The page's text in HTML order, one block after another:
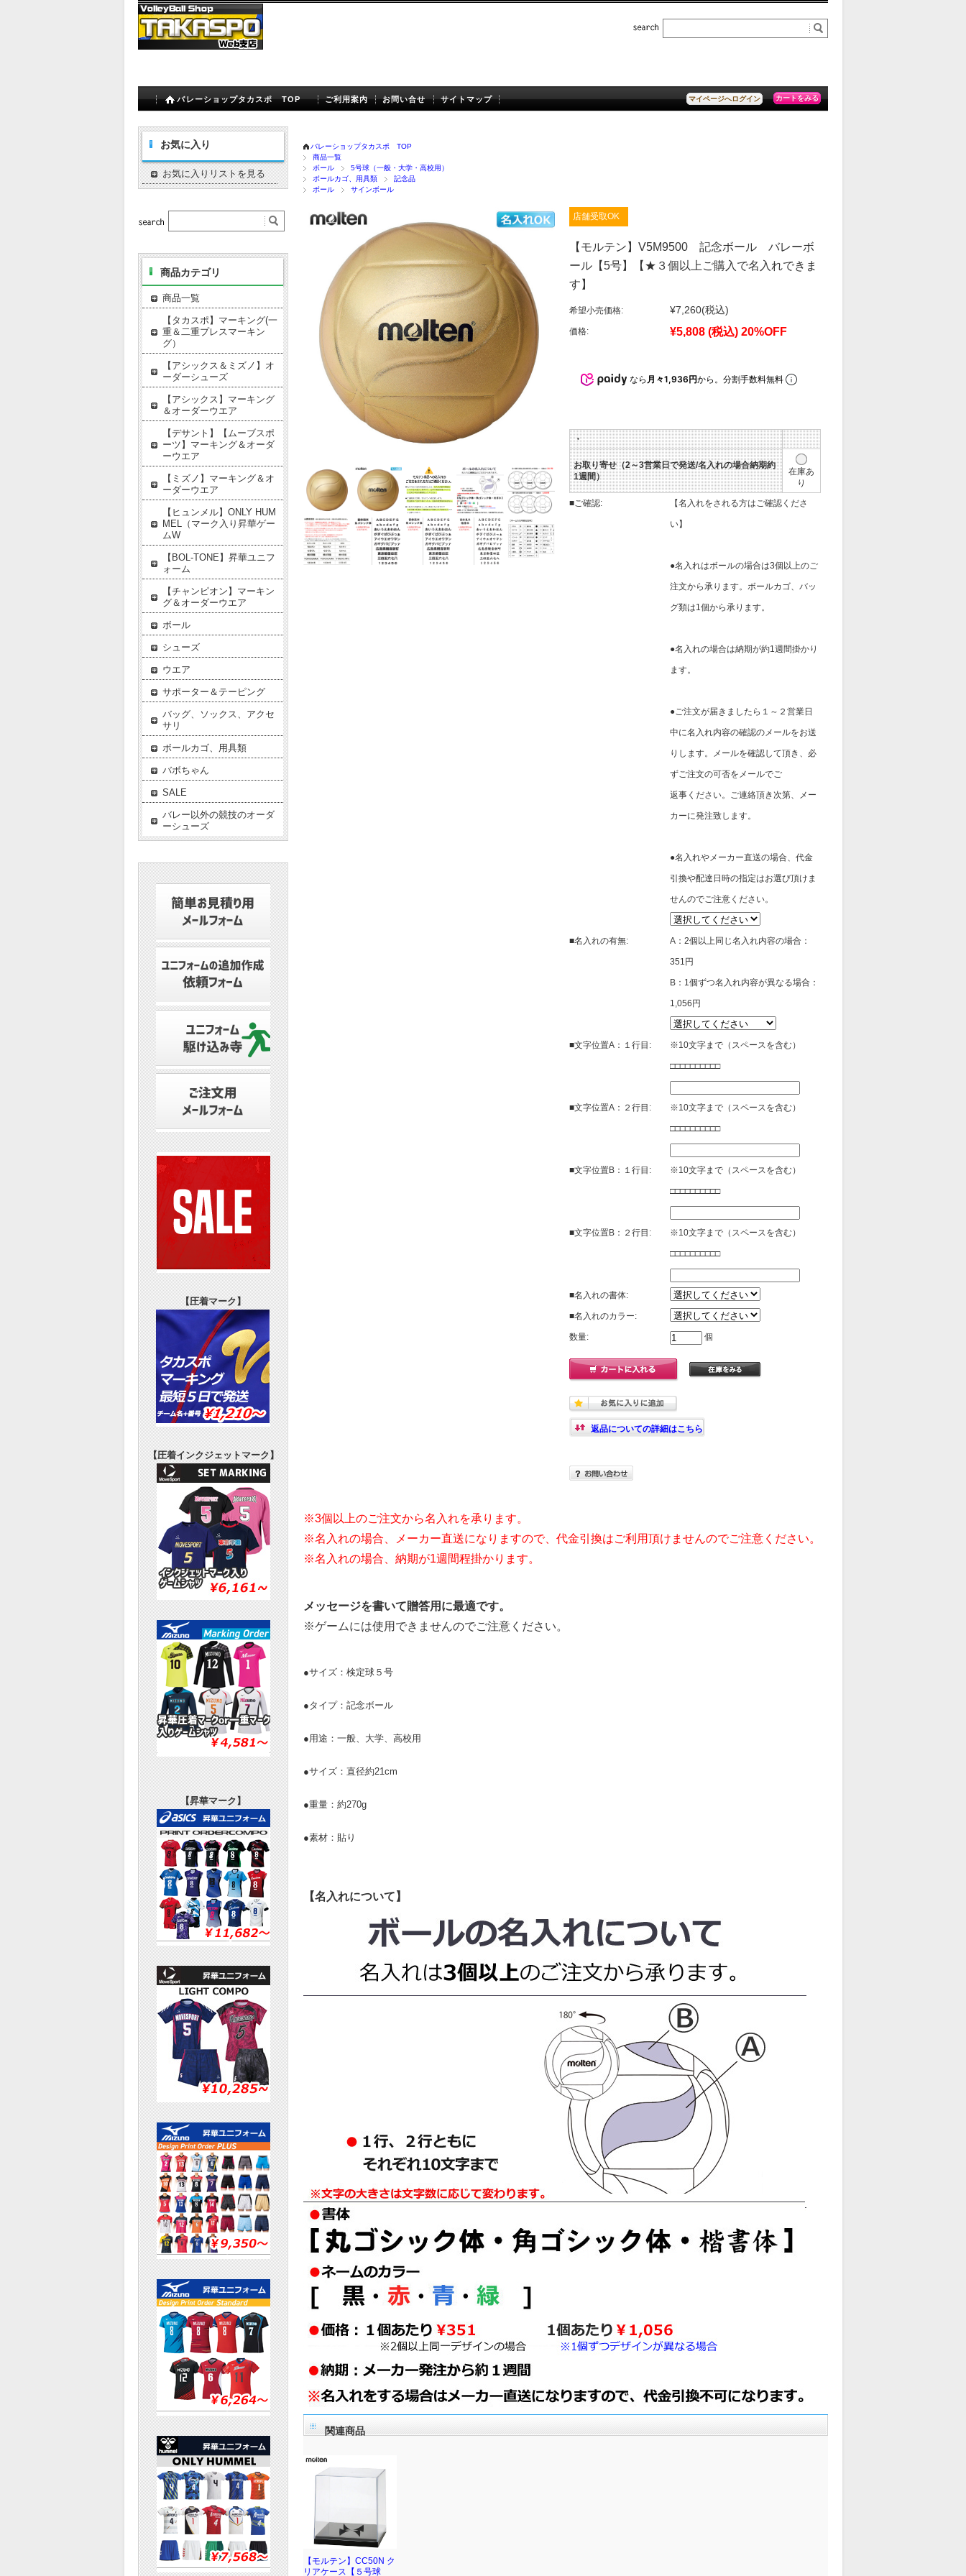
マイページへログイン カートをみる
バレーショップタカスポ TOP ご利用案内 お問い合せ サイトマップ
バレーショップタカスポ TOP
商品一覧
ボール
5号球（一般・大学・高校用）
ボールカゴ、用具類
記念品
ボール
サインボール
店舗受取OK
【モルテン】V5M9500 記念ボール バレーボ
ール【5号】【★３個以上ご購入で名入れできま
す】
希望小売価格: ¥7,260(税込)
価格: ¥5,808 (税込) 20%OFF
なら 月々1,936円から。分割手数料無料
・
お取り寄せ（2～3営業日で発送/名入れの場合納期約
1週間）
在庫あ
り
■ご確認:
【名入れをされる方はご確認くださ
い】
●名入れはボールの場合は3個以上のご
注文から承ります。ボールカゴ、バッ
グ類は1個から承ります。
●名入れの場合は納期が約1週間掛かり
ます。
●ご注文が届きましたら１～２営業日
中に名入れ内容の確認のメールをお送
りします。メールを確認して頂き、必
ずご注文の可否をメールでご
返事ください。ご連絡頂き次第、メー
カーに発注致します。
●名入れやメーカー直送の場合、代金
引換や配達日時の指定はお選び頂けま
せんのでご注意ください。
■名入れの有無: A：2個以上同じ名入れ内容の場合：
351円
B：1個ずつ名入れ内容が異なる場合：
1,056円
■文字位置A：１行目: ※10文字まで（スペースを含む）
□□□□□□□□□□
■文字位置A：２行目: ※10文字まで（スペースを含む）
□□□□□□□□□□
■文字位置B：１行目: ※10文字まで（スペースを含む）
□□□□□□□□□□
■文字位置B：２行目: ※10文字まで（スペースを含む）
□□□□□□□□□□
■名入れの書体:
■名入れのカラー:
数量: 個
返品についての詳細はこちら
※3個以上のご注文から名入れを承ります。
※名入れの場合、メーカー直送になりますので、代金引換はご利用頂けませんのでご注意ください。
※名入れの場合、納期が1週間程掛かります。
メッセージを書いて贈答用に最適です。
※ゲームには使用できませんのでご注意ください。
●サイズ：検定球５号
●タイプ：記念ボール
●用途：一般、大学、高校用
●サイズ：直径約21cm
●重量：約270g
●素材：貼り
【名入れについて】
関連商品
【モルテン】CC50N ク
リアケース【５号球
お気に入り
お気に入りリストを見る
商品カテゴリ
商品一覧
【タカスポ】マーキング(一
重＆二重プレスマーキン
グ）
【アシックス＆ミズノ】オ
ーダーシューズ
【アシックス】マーキング
＆オーダーウエア
【デサント】【ムーブスポ
ーツ】マーキング＆オーダ
ーウエア
【ミズノ】マーキング＆オ
ーダーウエア
【ヒュンメル】ONLY HUM
MEL（マーク入り昇華ゲー
ムW
【BOL-TONE】昇華ユニフ
ォーム
【チャンピオン】マーキン
グ＆オーダーウエア
ボール
シューズ
ウエア
サポーター＆テーピング
バッグ、ソックス、アクセ
サリ
ボールカゴ、用具類
バボちゃん
SALE
バレー以外の競技のオーダ
ーシューズ
【圧着マーク】
【圧着インクジェットマーク】
【昇華マーク】